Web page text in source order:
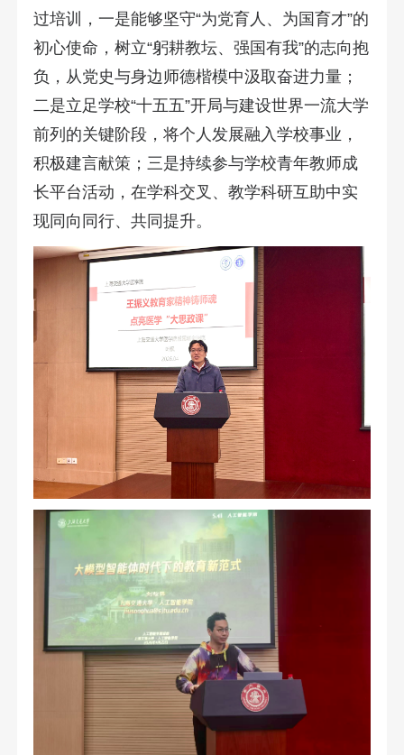
过培训，一是能够坚守“为党育人、为国育才”的
初心使命，树立“躬耕教坛、强国有我”的志向抱
负，从党史与身边师德楷模中汲取奋进力量；
二是立足学校“十五五”开局与建设世界一流大学
前列的关键阶段，将个人发展融入学校事业，
积极建言献策；三是持续参与学校青年教师成
长平台活动，在学科交叉、教学科研互助中实
现同向同行、共同提升。